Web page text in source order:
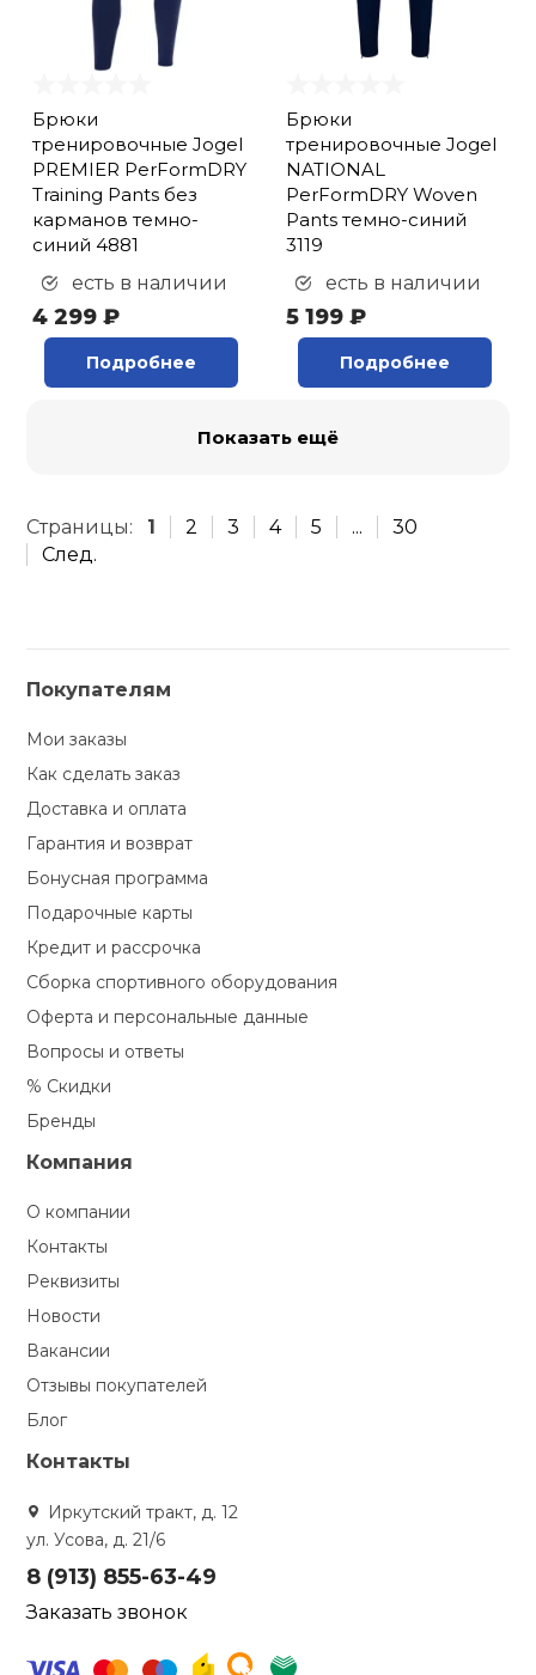
Брюки
тренировочные Jogel
PREMIER PerFormDRY
Training Pants без
карманов темно-
синий 4881
есть в наличии
4 299 ₽
Подробнее
Брюки
тренировочные Jogel
NATIONAL
PerFormDRY Woven
Pants темно-синий
3119
есть в наличии
5 199 ₽
Подробнее
Показать ещё
Страницы: 1 2 3 4 5 ...
30
След.
Покупателям
Мои заказы
Как сделать заказ
Доставка и оплата
Гарантия и возврат
Бонусная программа
Подарочные карты
Кредит и рассрочка
Сборка спортивного оборудования
Оферта и персональные данные
Вопросы и ответы
% Скидки
Бренды
Компания
О компании
Контакты
Реквизиты
Новости
Вакансии
Отзывы покупателей
Блог
Контакты
Иркутский тракт, д. 12
ул. Усова, д. 21/6
8 (913) 855-63-49
Заказать звонок